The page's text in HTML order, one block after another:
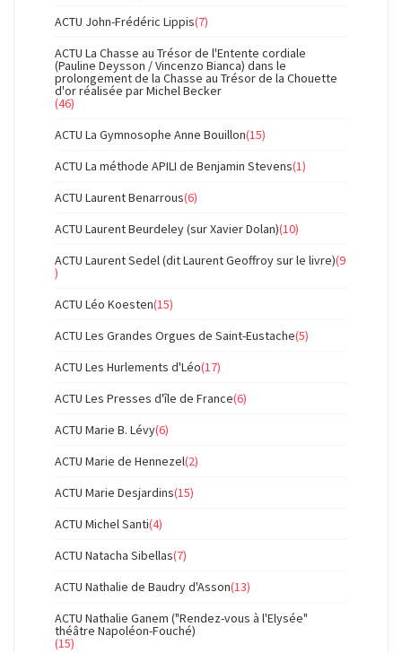
ACTU John-Frédéric Lippis(7)
ACTU La Chasse au Trésor de l'Entente cordiale
(Pauline Deysson / Vincenzo Bianca) dans le
prolongement de la Chasse au Trésor de la Chouette
d'or réalisée par Michel Becker
(46)
ACTU La Gymnosophe Anne Bouillon(15)
ACTU La méthode APILI de Benjamin Stevens(1)
ACTU Laurent Benarrous(6)
ACTU Laurent Beurdeley (sur Xavier Dolan)(10)
ACTU Laurent Sedel (dit Laurent Geoffroy sur le livre)(9
)
ACTU Léo Koesten(15)
ACTU Les Grandes Orgues de Saint-Eustache(5)
ACTU Les Hurlements d'Léo(17)
ACTU Les Presses d'île de France(6)
ACTU Marie B. Lévy(6)
ACTU Marie de Hennezel(2)
ACTU Marie Desjardins(15)
ACTU Michel Santi(4)
ACTU Natacha Sibellas(7)
ACTU Nathalie de Baudry d'Asson(13)
ACTU Nathalie Ganem ("Rendez-vous à l'Elysée"
théâtre Napoléon-Fouché)
(15)